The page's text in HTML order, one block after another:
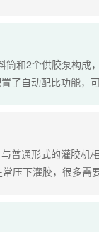
和2个供胶泵构
自动配比功能，
普通形式的灌胶机
压下灌胶，很多需